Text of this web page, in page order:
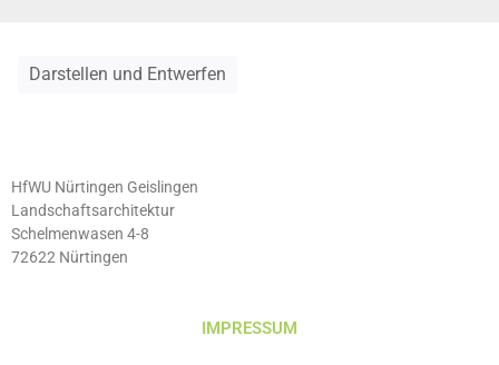
Darstellen und Entwerfen
HfWU Nürtingen Geislingen
Landschaftsarchitektur
Schelmenwasen 4-8
72622 Nürtingen
IMPRESSUM